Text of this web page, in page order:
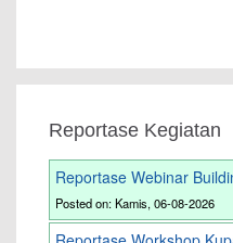
Reportase Kegiatan
Reportase Webinar
Posted on: Kamis, 06-08-2026